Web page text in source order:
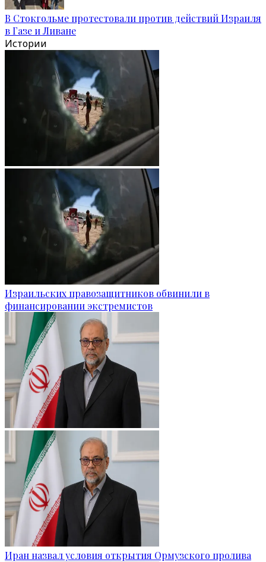
В Стокгольме протестовали против действий Израиля
в Газе и Ливане
Истории
Израильских правозащитников обвинили в
финансировании экстремистов
Иран назвал условия открытия Ормузского пролива